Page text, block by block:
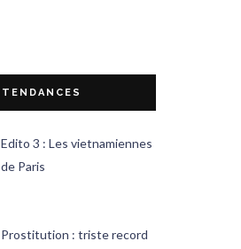
TENDANCES
Edito 3 : Les vietnamiennes
de Paris
Prostitution : triste record